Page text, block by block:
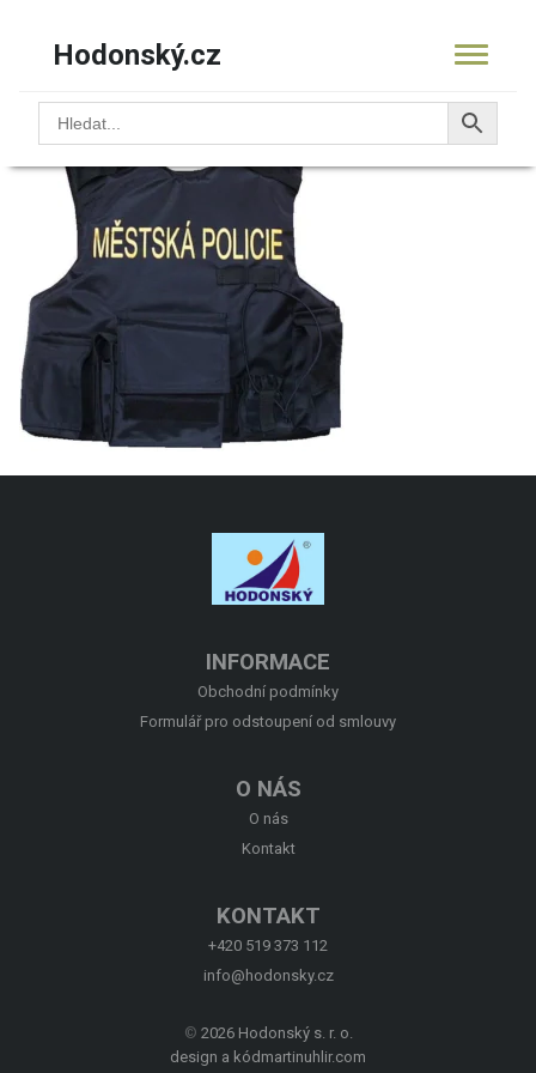
Hodonský.cz
16.9611vestaPolicie7
INFORMACE
Obchodní podmínky
Formulář pro odstoupení od smlouvy
O NÁS
O nás
Kontakt
KONTAKT
+420 519 373 112
info@hodonsky.cz
© 2026 Hodonský s. r. o.
design a kód martinuhlir.com